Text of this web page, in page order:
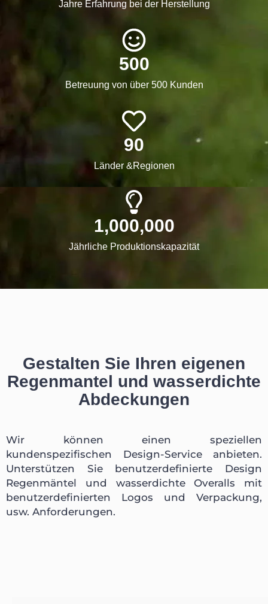
Jahre Erfahrung bei der Herstellung
Betreuung von über 500 Kunden
500
Länder &Regionen
90
Jährliche Produktionskapazität
1,000,000
Gestalten Sie Ihren eigenen
Regenmantel und wasserdichte
Abdeckungen
Wir können einen speziellen
kundenspezifischen Design-Service anbieten.
Unterstützen Sie benutzerdefinierte Design
Regenmäntel und wasserdichte Overalls mit
benutzerdefinierten Logos und Verpackung,
usw. Anforderungen.